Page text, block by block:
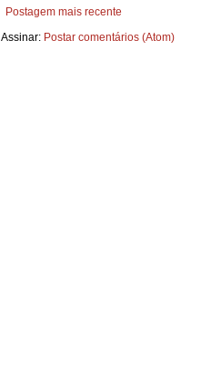
Postagem mais recente
Assinar: Postar comentários (Atom)